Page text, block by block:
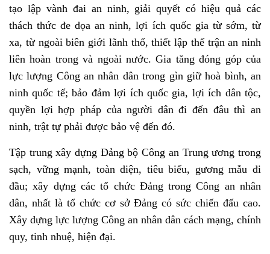
tạo lập vành đai an ninh, giải quyết có hiệu quả các
thách thức đe dọa an ninh, lợi ích quốc gia từ sớm, từ
xa, từ ngoài biên giới lãnh thổ, thiết lập thế trận an ninh
liên hoàn trong và ngoài nước. Gia tăng đóng góp của
lực lượng Công an nhân dân trong gìn giữ hoà bình, an
ninh quốc tế; bảo đảm lợi ích quốc gia, lợi ích dân tộc,
quyền lợi hợp pháp của người dân đi đến đâu thì an
ninh, trật tự phải được bảo vệ đến đó.
Tập trung xây dựng Đảng bộ Công an Trung ương trong
sạch, vững mạnh, toàn diện, tiêu biểu, gương mẫu đi
đầu; xây dựng các tổ chức Đảng trong Công an nhân
dân, nhất là tổ chức cơ sở Đảng có sức chiến đấu cao.
Xây dựng lực lượng Công an nhân dân cách mạng, chính
quy, tinh nhuệ, hiện đại.